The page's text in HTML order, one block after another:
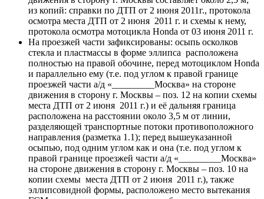
из копий: справки по ДТП от 2 июня 2011г., протокола
осмотра места ДТП от 2 июня 2011 г. и схемы к нему,
протокола осмотра мотоцикла Hondа от 03 июня 2011 г.
На проезжей части зафиксированы: осыпь осколков
стекла и пластмассы в форме эллипса расположена
полностью на правой обочине, перед мотоциклом Hondа
и параллельно ему (т.е. под углом к правой границе
проезжей части а/д «_________Москва» на стороне
движения в сторону г. Москвы – поз. 12 на копии схемы
места ДТП от 2 июня 2011 г.) и её дальняя граница
расположена на расстоянии около 3,5 м от линии,
разделяющей транспортные потоки противоположного
направления (разметка 1.1); перед вышеуказанной
осыпью, под одним углом как и она (т.е. под углом к
правой границе проезжей части а/д «_________Москва»
на стороне движения в сторону г. Москвы – поз. 10 на
копии схемы места ДТП от 2 июня 2011 г.), также
эллипсовидной формы, расположено место вытекания